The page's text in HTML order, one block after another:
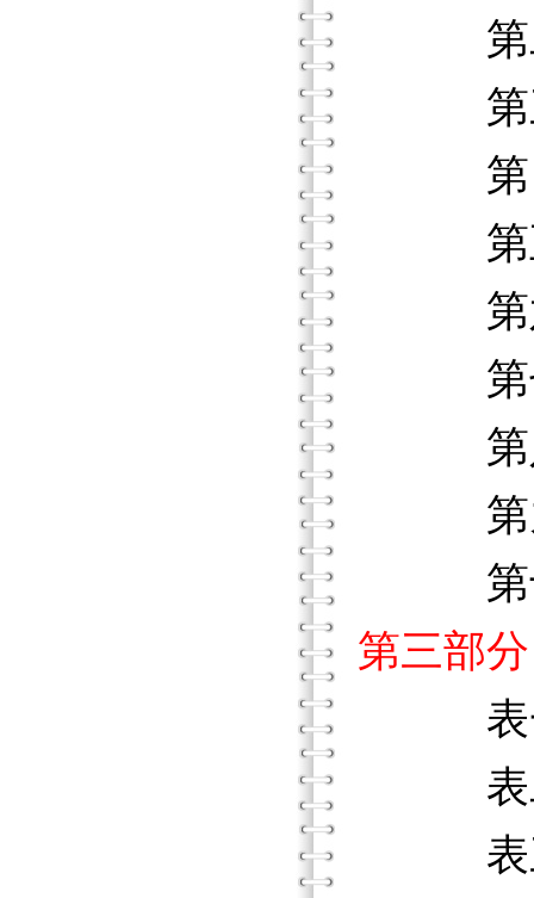
第二
第三
第四
第五
第六
第七
第八
第九
第十
第三部
表二
表三